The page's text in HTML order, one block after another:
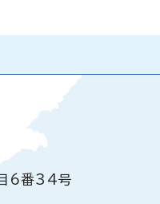
6番34号